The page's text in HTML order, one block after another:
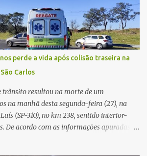
o golpista enviou um documento em
oficial da instituição financeira.
contato por telefone e encaminhou um
a acessá-lo pelo computador para
cadastral. Após realizar o
bancária ficou bloqueada por algumas
o sistema, a vítima tentou
o suposto gerente, mas não obteve
perde a vida após colisão traseira na
Carlos
trânsito resultou na morte de um
na manhã desta segunda-feira (27), na
(SP-310), no km 238, sentido interior-
De acordo com as informações apuradas no